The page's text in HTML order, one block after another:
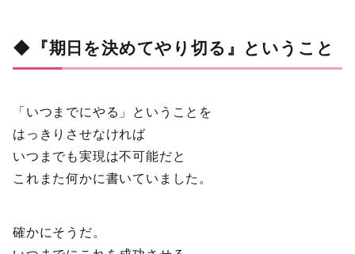
◆『期日を決めてやり切る』ということ
「いつまでにやる」ということを
はっきりさせなければ
いつまでも実現は不可能だと
これまた何かに書いていました。
確かにそうだ。